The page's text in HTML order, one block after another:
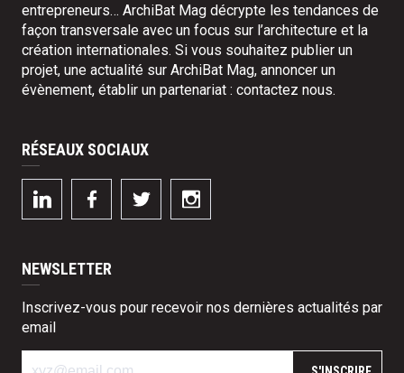
entrepreneurs… ArchiBat Mag décrypte les tendances de
façon transversale avec un focus sur l’architecture et la
création internationales. Si vous souhaitez publier un
projet, une actualité sur ArchiBat Mag, annoncer un
évènement, établir un partenariat : contactez nous.
RÉSEAUX SOCIAUX
NEWSLETTER
Inscrivez-vous pour recevoir nos dernières actualités par
email